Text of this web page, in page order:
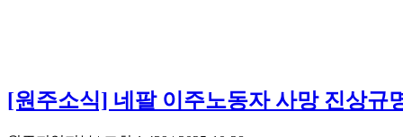
[원주소식] 네팔 이주노동자 사망 진상규